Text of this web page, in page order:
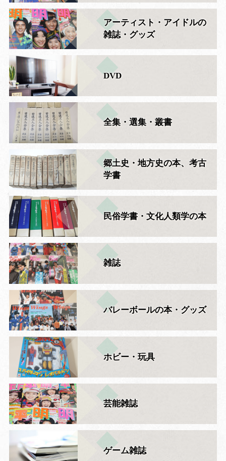
アーティスト・アイドルの
雑誌・グッズ
DVD
全集・選集・叢書
郷土史・地方史の本、考古
学書
民俗学書・文化人類学の本
雑誌
バレーボールの本・グッズ
ホビー・玩具
芸能雑誌
ゲーム雑誌